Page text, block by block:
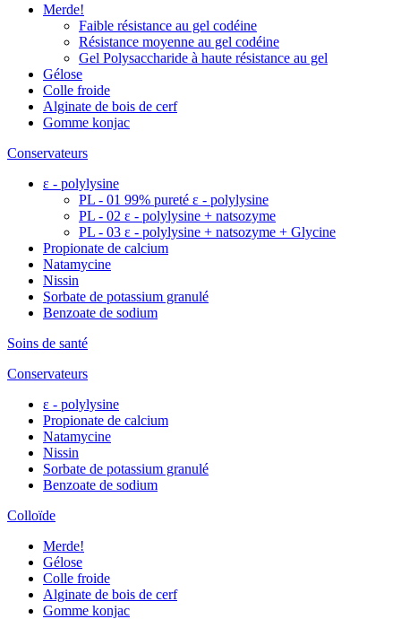
Merde!
Faible résistance au gel codéine
Résistance moyenne au gel codéine
Gel Polysaccharide à haute résistance au gel
Gélose
Colle froide
Alginate de bois de cerf
Gomme konjac
Conservateurs
ε - polylysine
PL - 01 99% pureté ε - polylysine
PL - 02 ε - polylysine + natsozyme
PL - 03 ε - polylysine + natsozyme + Glycine
Propionate de calcium
Natamycine
Nissin
Sorbate de potassium granulé
Benzoate de sodium
Soins de santé
Conservateurs
ε - polylysine
Propionate de calcium
Natamycine
Nissin
Sorbate de potassium granulé
Benzoate de sodium
Colloïde
Merde!
Gélose
Colle froide
Alginate de bois de cerf
Gomme konjac